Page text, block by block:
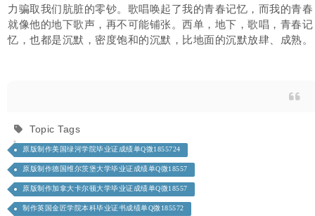
力骗取我们肮脏的零钞。歌唱唤起了我的青春记忆，而我的青春
就像他的地下歌声，再不可能铺张。西单，地下，歌唱，青春记
忆，也都是沉默，密度饱和的沉默，比地面的沉默放肆、成熟。
Topic Tags
原版制作美国绿河学院毕业证成绩单Q微1855724
原版制作德国维尔茨堡大学毕业证成绩单Q微18557
原版制作加拿大卡尔顿大学毕业证成绩单Q微18557
制作英国金匠学院本科毕业证书成绩单Q微185572